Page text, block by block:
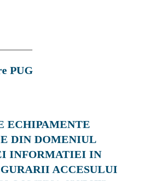
PUG
ECHIPAMENTE
DIN DOMENIUL
INFORMATIEI IN
ACCESULUI